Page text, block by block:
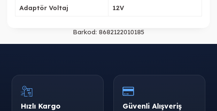
Adaptör Voltaj 12V
Barkod: 8682122010185
Hızlı Kargo Güvenli Alışveriş